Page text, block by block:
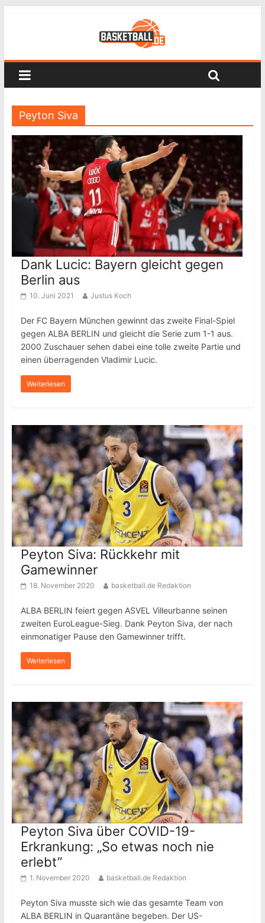
Peyton Siva
Dank Lucic: Bayern gleicht gegen
Berlin aus
10. Juni 2021 Justus Koch
Der FC Bayern München gewinnt das zweite Final-Spiel
gegen ALBA BERLIN und gleicht die Serie zum 1-1 aus.
2000 Zuschauer sehen dabei eine tolle zweite Partie und
einen überragenden Vladimir Lucic.
Weiterlesen
Peyton Siva: Rückkehr mit
Gamewinner
18. November 2020 basketball.de Redaktion
ALBA BERLIN feiert gegen ASVEL Villeurbanne seinen
zweiten EuroLeague-Sieg. Dank Peyton Siva, der nach
einmonatiger Pause den Gamewinner trifft.
Weiterlesen
Peyton Siva über COVID-19-
Erkrankung: „So etwas noch nie
erlebt”
1. November 2020 basketball.de Redaktion
Peyton Siva musste sich wie das gesamte Team von
ALBA BERLIN in Quarantäne begeben. Der US-